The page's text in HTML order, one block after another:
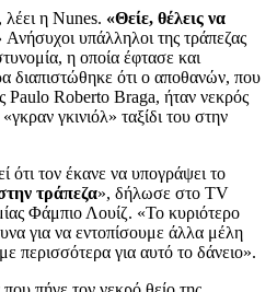
λέει η Nunes. «Θείε, θέλεις να
Ανήσυχοι υπάλληλοι της τράπεζας
η οποία έφτασε και
διαπιστώθηκε ότι ο αποθανών, που
Paulo Roberto Braga, ήταν νεκρός
γκινιόλ» ταξίδι του στην
τον έκανε να υπογράψει το
τράπεζα», δήλωσε στο TV
Φάμπιο Λουίζ. «Το κυριότερο
για να εντοπίσουμε άλλα μέλη
περισσότερα για αυτό το δάνειο».